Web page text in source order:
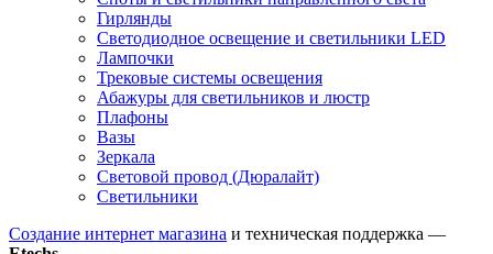
Гирлянды
Светодиодное освещение и светильники LED
Лампочки
Трековые системы освещения
Абажуры для светильников и люстр
Плафоны
Вазы
Зеркала
Световой провод (Дюралайт)
Светильники
Создание интернет магазина и техническая поддержка —